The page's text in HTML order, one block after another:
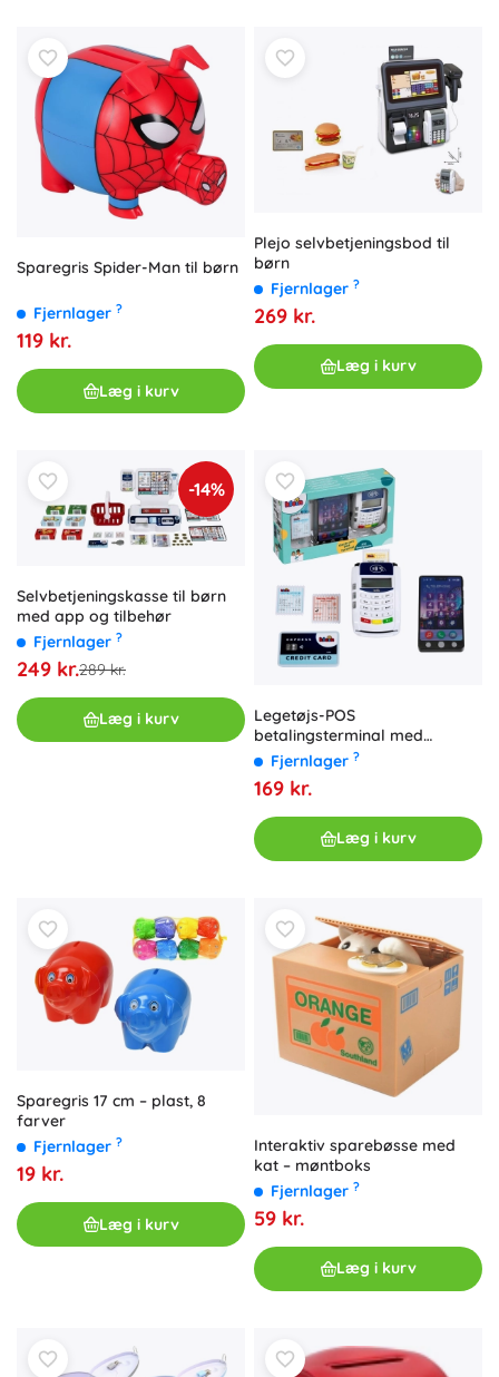
Sparegris Spider-Man til børn
Fjernlager ?
119 kr.
Læg i kurv
Plejo selvbetjeningsbod til
børn
Fjernlager ?
269 kr.
Læg i kurv
-14%
Selvbetjeningskasse til børn
med app og tilbehør
Fjernlager ?
249 kr.289 kr.
Læg i kurv
Legetøjs-POS
betalingsterminal med
smartphone og tilbehør KLEIN
Fjernlager ?
169 kr.
Læg i kurv
Sparegris 17 cm – plast, 8
farver
Fjernlager ?
19 kr.
Læg i kurv
Interaktiv sparebøsse med
kat – møntboks
Fjernlager ?
59 kr.
Læg i kurv